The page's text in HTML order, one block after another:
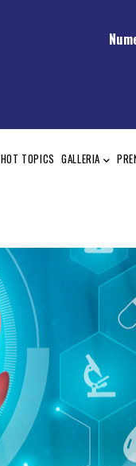
HOT TOPICS GALLERIA